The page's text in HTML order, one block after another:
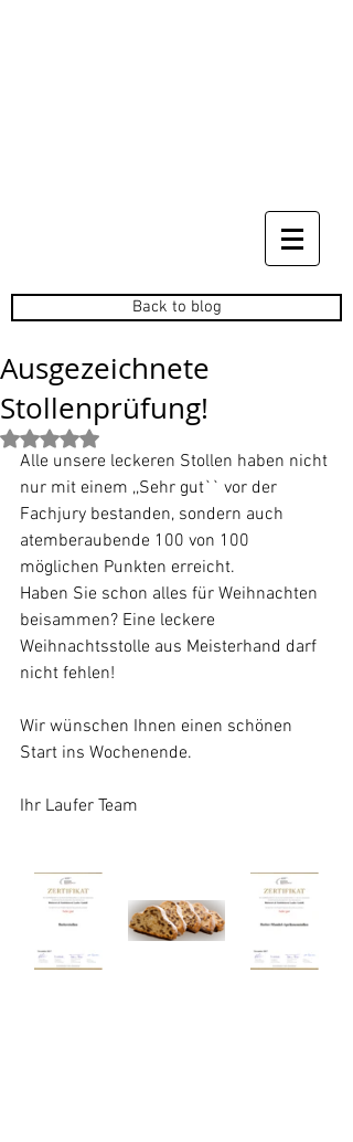
Back to blog
Ausgezeichnete
Stollenprüfung!
Mit NaN von 5 Sternen bewertet.
Alle unsere leckeren Stollen haben nicht
nur mit einem ,,Sehr gut`` vor der
Fachjury bestanden, sondern auch
atemberaubende 100 von 100
möglichen Punkten erreicht.
Haben Sie schon alles für Weihnachten
beisammen? Eine leckere
Weihnachtsstolle aus Meisterhand darf
nicht fehlen!
Wir wünschen Ihnen einen schönen
Start ins Wochenende.
Ihr Laufer Team